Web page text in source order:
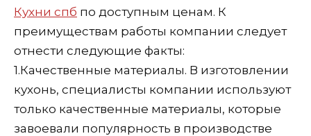
Кухни спб по доступным ценам. К
преимуществам работы компании следует
отнести следующие факты:
1.Качественные материалы. В изготовлении
кухонь, специалисты компании используют
только качественные материалы, которые
завоевали популярность в производстве